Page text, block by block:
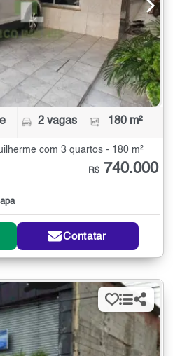
2 vagas 180 m²
com 3 quartos - 180 m²
R$ 740.000
Contatar